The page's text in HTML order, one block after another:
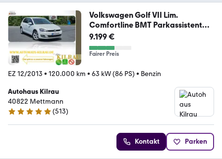
Volkswagen Golf VII Lim.
Comfortline BMT Parkassistent
Shz
9.199 €
Fairer Preis
EZ 12/2013 • 120.000 km • 63 kW (86 PS) • Benzin
Autohaus Kilrau
40822 Mettmann
5 Sterne
(513)
Kontakt Parken